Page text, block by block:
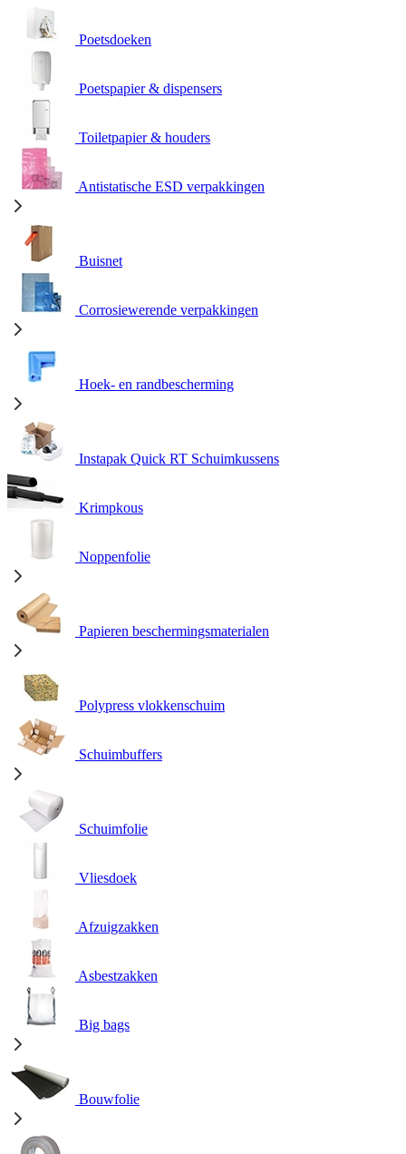
Poetsdoeken
Poetspapier & dispensers
Toiletpapier & houders
Antistatische ESD verpakkingen
Buisnet
Corrosiewerende verpakkingen
Hoek- en randbescherming
Instapak Quick RT Schuimkussens
Krimpkous
Noppenfolie
Papieren beschermingsmaterialen
Polypress vlokkenschuim
Schuimbuffers
Schuimfolie
Vliesdoek
Afzuigzakken
Asbestzakken
Big bags
Bouwfolie